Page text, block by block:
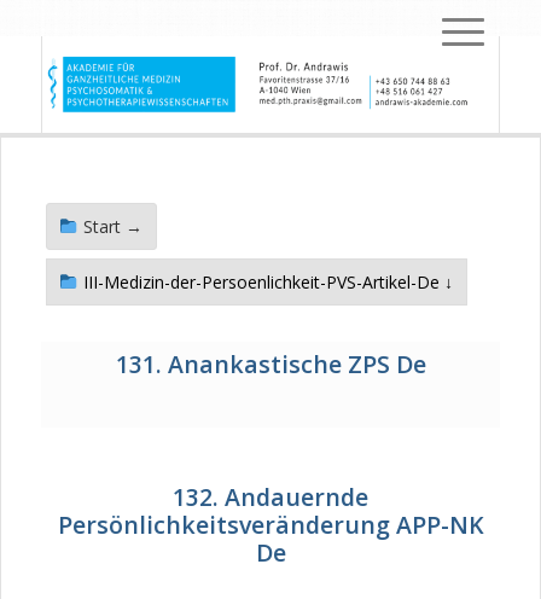
Start →
III-Medizin-der-Persoenlichkeit-PVS-Artikel-De ↓
131. Anankastische ZPS De
132. Andauernde
Persönlichkeitsveränderung APP-NK
De